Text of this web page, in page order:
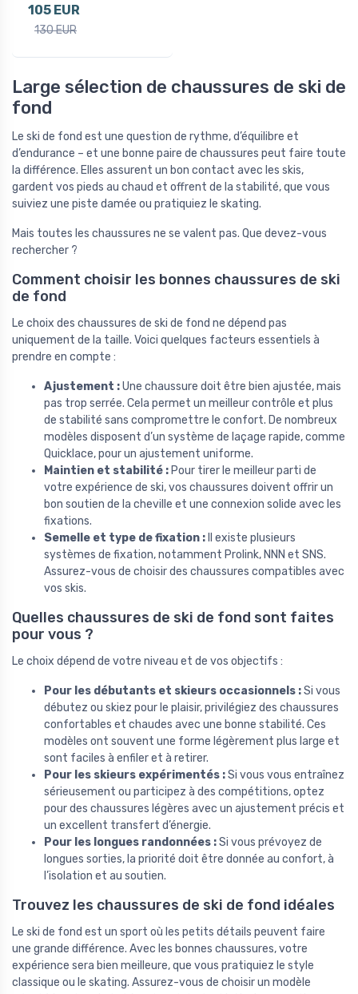
105 EUR
130 EUR
Large sélection de chaussures de ski de
fond
Le ski de fond est une question de rythme, d’équilibre et
d’endurance – et une bonne paire de chaussures peut faire toute
la différence. Elles assurent un bon contact avec les skis,
gardent vos pieds au chaud et offrent de la stabilité, que vous
suiviez une piste damée ou pratiquiez le skating.
Mais toutes les chaussures ne se valent pas. Que devez-vous
rechercher ?
Comment choisir les bonnes chaussures de ski
de fond
Le choix des chaussures de ski de fond ne dépend pas
uniquement de la taille. Voici quelques facteurs essentiels à
prendre en compte :
Ajustement :Une chaussure doit être bien ajustée, mais
pas trop serrée. Cela permet un meilleur contrôle et plus
de stabilité sans compromettre le confort. De nombreux
modèles disposent d’un système de laçage rapide, comme
Quicklace, pour un ajustement uniforme.
Maintien et stabilité : Pour tirer le meilleur parti de
votre expérience de ski, vos chaussures doivent offrir un
bon soutien de la cheville et une connexion solide avec les
fixations.
Semelle et type de fixation : Il existe plusieurs
systèmes de fixation, notamment Prolink, NNN et SNS.
Assurez-vous de choisir des chaussures compatibles avec
vos skis.
Quelles chaussures de ski de fond sont faites
pour vous ?
Le choix dépend de votre niveau et de vos objectifs :
Pour les débutants et skieurs occasionnels :Si vous
débutez ou skiez pour le plaisir, privilégiez des chaussures
confortables et chaudes avec une bonne stabilité. Ces
modèles ont souvent une forme légèrement plus large et
sont faciles à enfiler et à retirer.
Pour les skieurs expérimentés :Si vous vous entraînez
sérieusement ou participez à des compétitions, optez
pour des chaussures légères avec un ajustement précis et
un excellent transfert d’énergie.
Pour les longues randonnées :Si vous prévoyez de
longues sorties, la priorité doit être donnée au confort, à
l’isolation et au soutien.
Trouvez les chaussures de ski de fond idéales
Le ski de fond est un sport où les petits détails peuvent faire
une grande différence. Avec les bonnes chaussures, votre
expérience sera bien meilleure, que vous pratiquiez le style
classique ou le skating. Assurez-vous de choisir un modèle